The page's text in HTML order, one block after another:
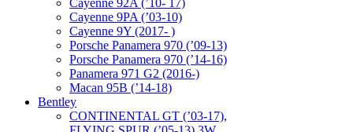
Cayenne 92A (’10- 17)
Cayenne 9PA (’03-10)
Cayenne 9Y (2017- )
Porsche Panamera 970 (’09-13)
Porsche Panamera 970 (’14-16)
Panamera 971 G2 (2016-)
Macan 95B (’14-18)
Bentley
CONTINENTAL GT (’03-17),